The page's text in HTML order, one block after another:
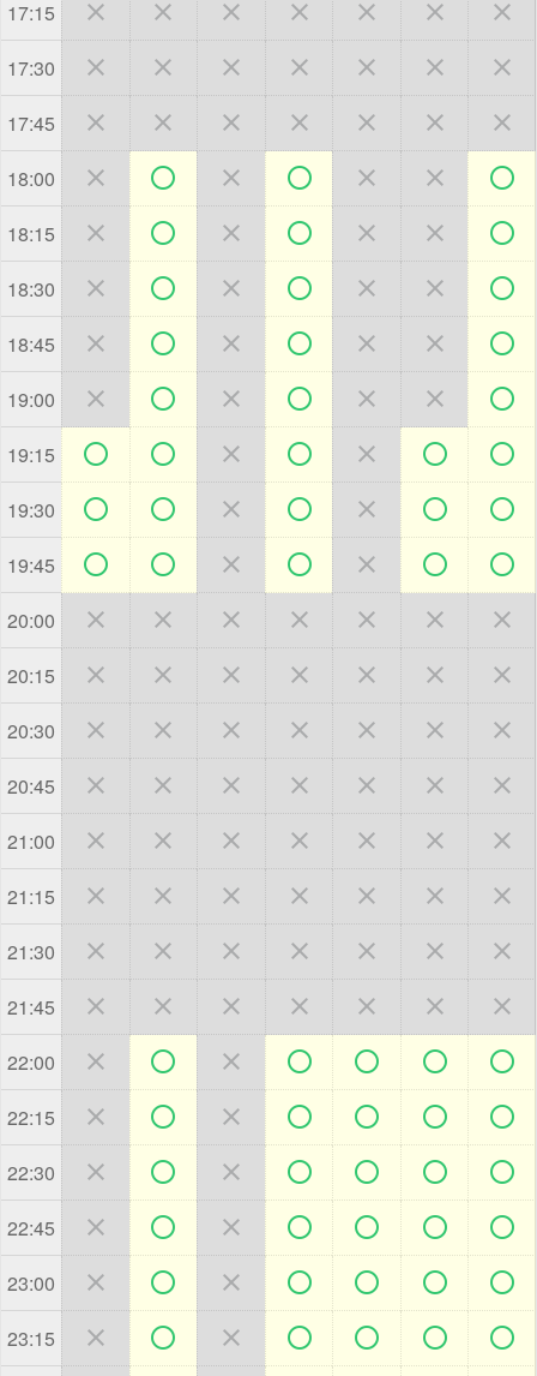
17:15       
17:30       
17:45       
18:00       
18:15       
18:30       
18:45       
19:00       
19:15       
19:30       
19:45       
20:00       
20:15       
20:30       
20:45       
21:00       
21:15       
21:30       
21:45       
22:00       
22:15       
22:30       
22:45       
23:00       
23:15       